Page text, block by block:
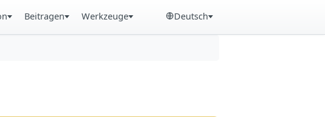
Beitragen Werkzeuge Deutsch